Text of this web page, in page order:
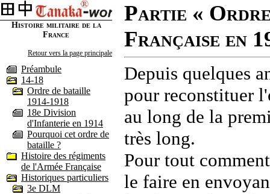
Histoire militaire de la
France
Retour vers la page principale
Préambule
14-18
Ordre de bataille
1914-1918
18e Division
d'Infanterie en 1914
Pourquoi cet ordre de
bataille ?
Histoire des régiments
de l'Armée Française
Historiques particuliers
3e DLM
Partie «
Française en
Depuis quelques
pour reconstituer
au long de la
très long.
Pour tout
le faire en